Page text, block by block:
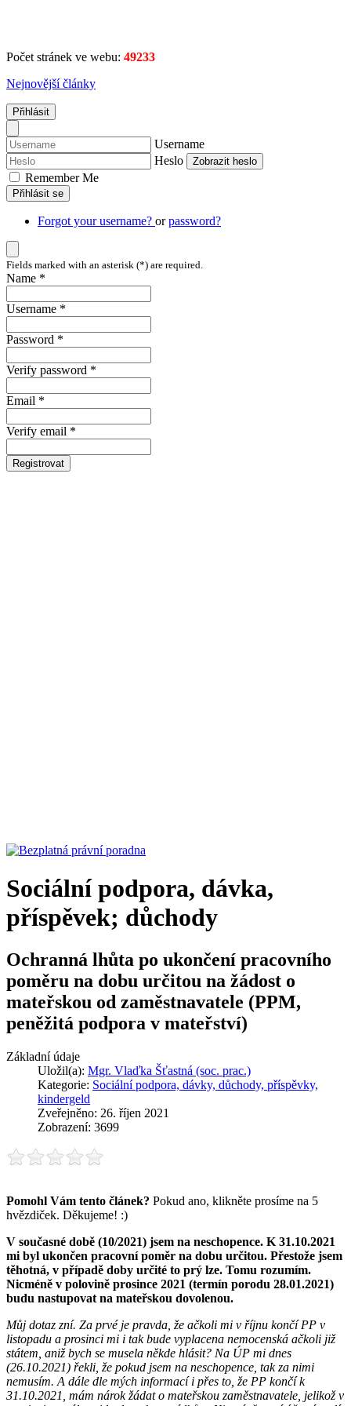
Počet stránek ve webu: 49233
Nejnovější články
Přihlásit
Username
Heslo
Zobrazit heslo
Remember Me
Přihlásit se
Forgot your username? orpassword?
Fields marked with an asterisk (*) are required.
Name *
Username *
Password *
Verify password *
Email *
Verify email *
Registrovat
Sociální podpora, dávka,
příspěvek; důchody
Ochranná lhůta po ukončení pracovního
poměru na dobu určitou na žádost o
mateřskou od zaměstnavatele (PPM,
peněžitá podpora v mateřství)
Základní údaje
Uložil(a): Mgr. Vlaďka Šťastná (soc. prac.)
Kategorie: Sociální podpora, dávky, důchody, příspěvky,
kindergeld
Zveřejněno: 26. říjen 2021
Zobrazení: 3699
Pomohl Vám tento článek? Pokud ano, klikněte prosíme na 5
hvězdiček. Děkujeme! :)
V současné době (10/2021) jsem na neschopence. K 31.10.2021
mi byl ukončen pracovní poměr na dobu určitou. Přestože jsem
těhotná, v případě doby určité to prý lze. Tomu rozumím.
Nicméně v polovině prosince 2021 (termín porodu 28.01.2021)
budu nastupovat na mateřskou dovolenou.
Můj dotaz zní. Za prvé je pravda, že ačkoli mi v říjnu končí PP v
listopadu a prosinci mi i tak bude vyplacena nemocenská ačkoli již
státem, aniž bych se musela někde hlásit? Na ÚP mi dnes
(26.10.2021) řekli, že pokud jsem na neschopence, tak za nimi
nemusím. A dále dle mých informací i přes to, že PP končí k
31.10.2021, mám nárok žádat o mateřskou zaměstnavatele, jelikož v